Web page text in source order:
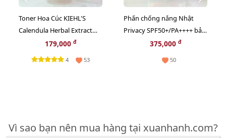
Toner Hoa Cúc KIEHL'S
Calendula Herbal Extract
cân bằng độ ẩm và sạch
sâu - 40ml
179,000 đ
4 53
Phấn chống nắng Nhật
Privacy SPF50+/PA++++ bảo
vệ và thoáng mịn đẹp da
375,000 đ
50
Vì sao bạn nên mua hàng tại xuanhanh.com?